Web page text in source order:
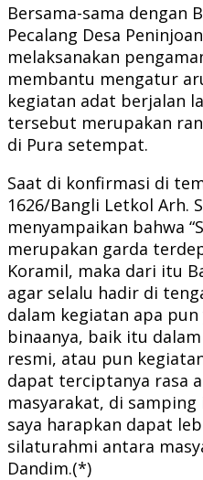
Bersama-sama dengan
Pecalang Desa
melaksanakan
membantu mengatur
kegiatan adat berjalan
tersebut merupakan
di Pura setempat.
Saat di konfirmasi di
1626/Bangli Letkol Arh.
menyampaikan bahwa
merupakan garda
Koramil, maka dari itu
agar selalu hadir di
dalam kegiatan apa pun
binaanya, baik itu
resmi, atau pun
dapat terciptanya rasa
masyarakat, di
saya harapkan dapat
silaturahmi antara
Dandim.(*)